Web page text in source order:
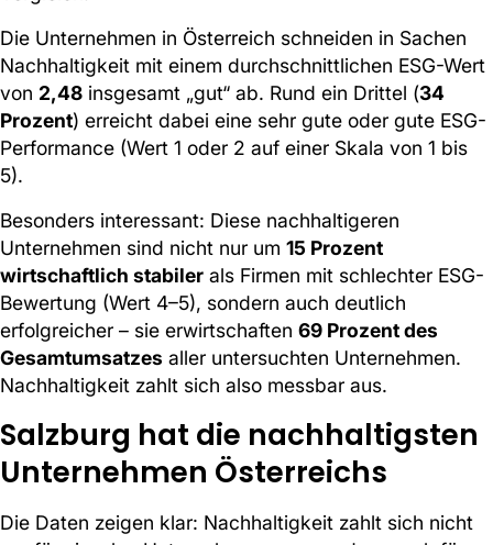
Die Unternehmen in Österreich schneiden in Sachen
Nachhaltigkeit mit einem durchschnittlichen ESG-Wert
von 2,48 insgesamt „gut“ ab. Rund ein Drittel (34
Prozent) erreicht dabei eine sehr gute oder gute ESG-
Performance (Wert 1 oder 2 auf einer Skala von 1 bis
5).
Besonders interessant: Diese nachhaltigeren
Unternehmen sind nicht nur um 15 Prozent
wirtschaftlich stabiler als Firmen mit schlechter ESG-
Bewertung (Wert 4–5), sondern auch deutlich
erfolgreicher – sie erwirtschaften 69 Prozent des
Gesamtumsatzes aller untersuchten Unternehmen.
Nachhaltigkeit zahlt sich also messbar aus.
Salzburg hat die nachhaltigsten
Unternehmen Österreichs
Die Daten zeigen klar: Nachhaltigkeit zahlt sich nicht